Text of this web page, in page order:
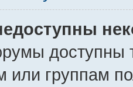
доступны
или группам